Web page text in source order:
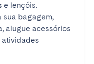
e lençóis.
sua bagagem,
alugue acessórios